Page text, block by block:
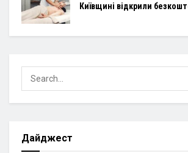
Київщині відкрили
Дайджест